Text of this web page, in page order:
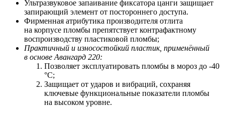
Ультразвуковое запаивание фиксатора цанги защищает
запирающий элемент от постороннего доступа.
Фирменная атрибутика производителя отлита
на корпусе пломбы препятствует контрафактному
воспроизводству пластиковой пломбы;
Практичный и износостойкий пластик, применённый
в основе Авангард 220:
Позволяет эксплуатировать пломбы в мороз до -40
°С;
Защищает от ударов и вибраций, сохраняя
ключевые функциональные показатели пломбы
на высоком уровне.